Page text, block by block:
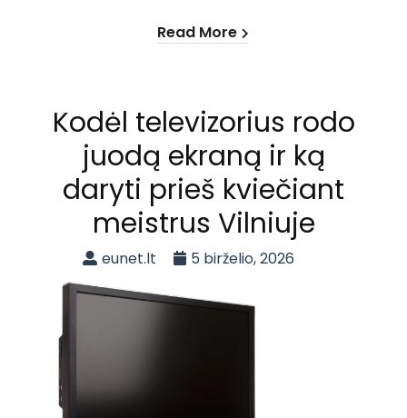
Read More
Kodėl televizorius rodo
juodą ekraną ir ką
daryti prieš kviečiant
meistrus Vilniuje
eunet.lt 5 birželio, 2026